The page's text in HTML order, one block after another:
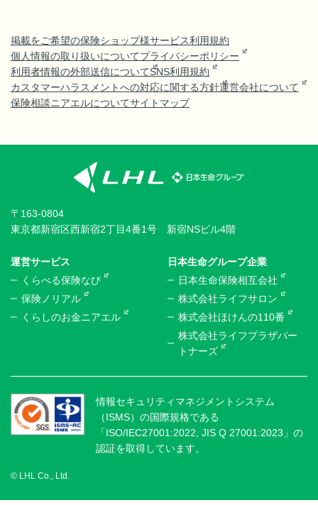
掲載をご希望の保険ショップ様サービス利用規約
個人情報の取り扱いについてプライバシーポリシー
利用者情報の外部送信についてSNS利用規約
カスタマーハラスメントへの対応に関する方針運営会社について
保険相談ニアエルについてサイトマップ
〒163-0804
東京都新宿区西新宿2丁目4番1号 新宿NSビル4階
運営サービス
くらべる保険なび
保険ノリアル
くらしのお金ニアエル
日本生命グループ企業
日本生命保険相互会社
株式会社ライフサロン
株式会社ほけんの110番
株式会社ライフプラザパー
トナーズ
情報セキュリティマネジメントシステム
（ISMS）の国際規格である
「ISO/IEC27001:2022, JIS Q 27001:2023」の
認証を取得しています。
© LHL Co., Ltd.